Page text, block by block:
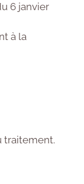
6 janvier
à la
traitement.